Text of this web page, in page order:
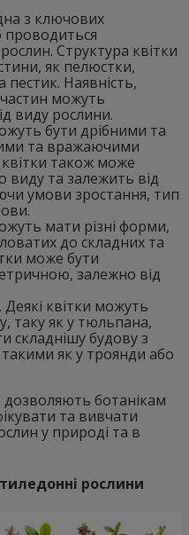
з ключових
проводиться
Структура квітки
як пелюстки,
Наявність,
можуть
виду рослини.
бути дрібними та
та вражаючими
також може
виду та залежить від
умови зростання, тип
мати різні форми,
до складних та
може бути
залежно від
Деякі квітки можуть
таку як у тюльпана,
складнішу будову з
як у троянди або
дозволяють ботанікам
та вивчати
у природі та в
рослини